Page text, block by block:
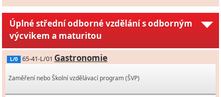
Úplné střední odborné vzdělání s odborným
výcvikem a maturitou
L/0 65-41-L/01 Gastronomie
Zaměření nebo Školní vzdělávací program (ŠVP)